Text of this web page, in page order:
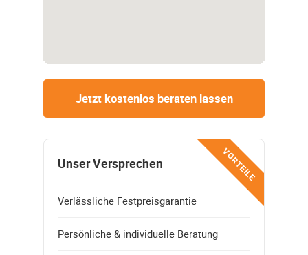
Jetzt kostenlos beraten lassen
VORTEILE
Unser Versprechen
Verlässliche Festpreisgarantie
Persönliche & individuelle Beratung